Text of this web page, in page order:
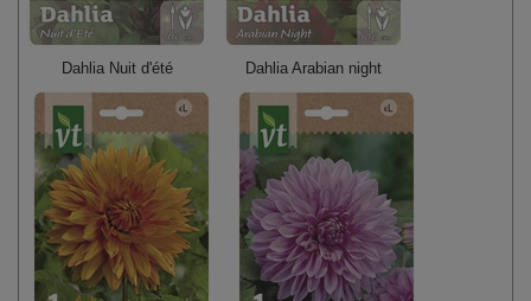
Dahlia Nuit d'été Dahlia Arabian night